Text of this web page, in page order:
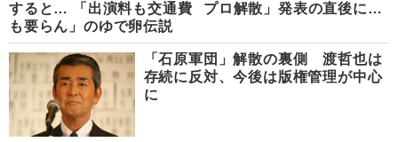
すると… 「出演料も交通費
も要らん」のゆで卵伝説
プロ解散」発表の直後に…
「石原軍団」解散の裏側 渡哲也は
存続に反対、今後は版権管理が中心
に